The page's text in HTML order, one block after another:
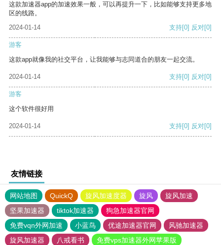
这款加速器app的加速效果一般，可以再提升一下，比如能够支持更多地
区的线路。
2024-01-14
支持[0] 反对[0]
游客
这款app就像我的社交平台，让我能够与志同道合的朋友一起交流。
2024-01-14 支持[0] 反对[0]
游客
这个软件很好用
2024-01-14 支持[0] 反对[0]
友情链接
网站地图 QuickQ 旋风加速度器 旋风
旋风加速
坚果加速器
tiktok加速器
狗急加速器官网
免费vqn外网加速
小蓝鸟 优途加速器官网
风驰加速器
旋风加速器
八戒看书
免费vps加速器外网苹果版